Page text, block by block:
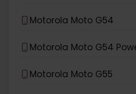
Motorola Moto G54
Motorola Moto G54
Motorola Moto G55